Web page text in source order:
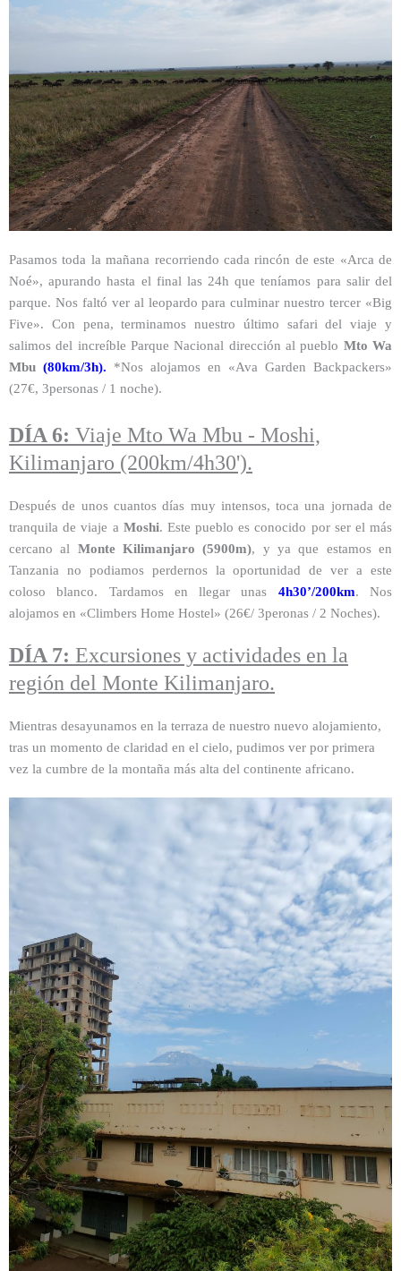
Pasamos toda la mañana recorriendo cada rincón de este «Arca de
Noé», apurando hasta el final las 24h que teníamos para salir del
parque. Nos faltó ver al leopardo para culminar nuestro tercer «Big
Five». Con pena, terminamos nuestro último safari del viaje y
salimos del increíble Parque Nacional dirección al pueblo Mto Wa
Mbu (80km/3h). *Nos alojamos en «Ava Garden Backpackers»
(27€, 3personas / 1 noche).
DÍA 6: Viaje Mto Wa Mbu - Moshi,
Kilimanjaro (200km/4h30').
Después de unos cuantos días muy intensos, toca una jornada de
tranquila de viaje a Moshi. Este pueblo es conocido por ser el más
cercano al Monte Kilimanjaro (5900m), y ya que estamos en
Tanzania no podiamos perdernos la oportunidad de ver a este
coloso blanco. Tardamos en llegar unas 4h30’/200km. Nos
alojamos en «Climbers Home Hostel» (26€/ 3peronas / 2 Noches).
DÍA 7: Excursiones y actividades en la
región del Monte Kilimanjaro.
Mientras desayunamos en la terraza de nuestro nuevo alojamiento,
tras un momento de claridad en el cielo, pudimos ver por primera
vez la cumbre de la montaña más alta del continente africano.